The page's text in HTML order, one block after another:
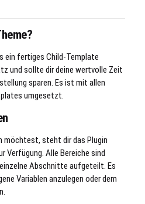
ein fertiges Child-Template
und sollte dir deine wertvolle Zeit
sparen. Es ist mit allen
umgesetzt.
möchtest, steht dir das Plugin
Verfügung. Alle Bereiche sind
Abschnitte aufgeteilt. Es
Variablen anzulegen oder dem